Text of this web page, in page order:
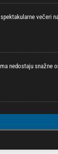
večeri
nedostaju snažne